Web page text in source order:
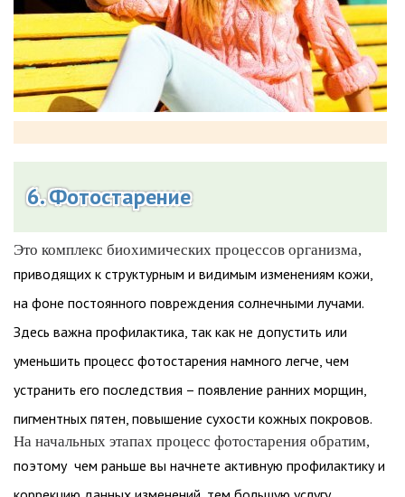
6. Фотостарение
Это комплекс биохимических процессов организма,
приводящих к структурным и видимым изменениям кожи,
на фоне постоянного повреждения солнечными лучами.
Здесь важна профилактика, так как не допустить или
уменьшить процесс фотостарения намного легче, чем
устранить его последствия – появление ранних морщин,
пигментных пятен, повышение сухости кожных покровов.
На начальных этапах процесс фотостарения обратим,
поэтому чем раньше вы начнете активную профилактику и